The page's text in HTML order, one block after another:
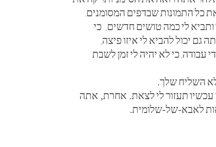
כלהתמונותשבדפים המסומנים
ותביא ליכמה טושים חדשים כי
גם יכוללהביא ליאיזופיצה
עבודה כילא יהיה ליזמןלשבת
השליחשלך.
עכשיותעזורלילצאת. אחרת, אתה
לאבא-של-שלומית.